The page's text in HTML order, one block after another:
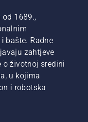
1689.,
bašte. Radne
zahtjeve
o životnoj sredini
u kojima
i robotska